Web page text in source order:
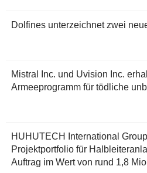
Dolfines unterzeichnet zwei
Mistral Inc. und Uvision Inc.
Armeeprogramm für tödliche
HUHUTECH International
Projektportfolio für
Auftrag im Wert von rund 1,8